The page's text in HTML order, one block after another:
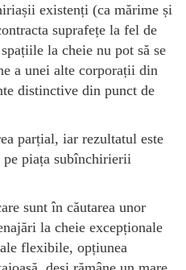
existenți (ca mărime și
suprafețe la fel de
la cheie nu pot să se
a unei alte corporații din
distinctive din punct de
parțial, iar rezultatul este
piața subînchirierii
sunt în căutarea unor
la cheie excepționale
flexibile, opțiunea